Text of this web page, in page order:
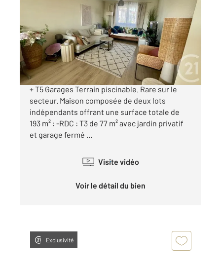
, 8 pièces
Maison à vendre
549 000 €
L'Union (31240) Ensemble immobilier 193 m² T3
+ T5 Garages Terrain piscinable. Rare sur le
secteur. Maison composée de deux lots
indépendants offrant une surface totale de
193 m² : -RDC : T3 de 77 m² avec jardin privatif
et garage fermé ...
Visite vidéo
Voir le détail du bien
Exclusivité